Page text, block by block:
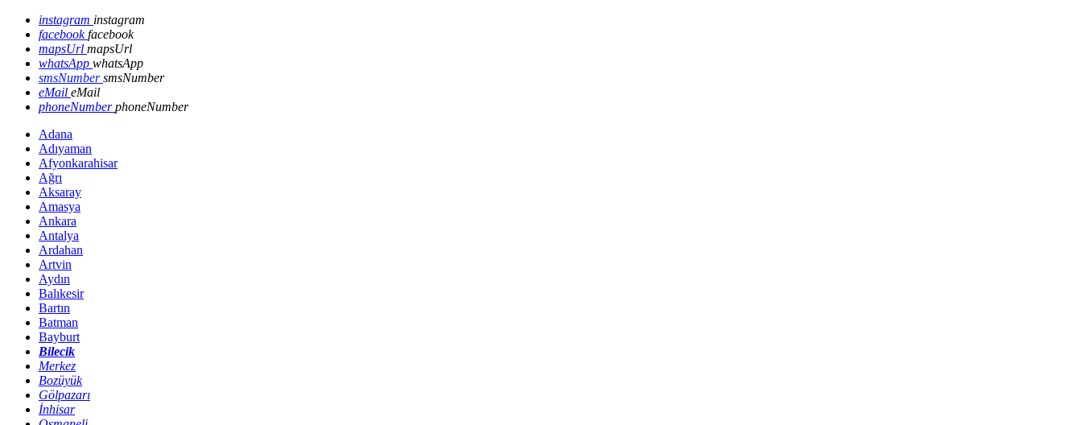
instagram instagram
facebookfacebook
mapsUrl mapsUrl
whatsApp whatsApp
smsNumbersmsNumber
eMail eMail
phoneNumberphoneNumber
Adana
Adıyaman
Afyonkarahisar
Ağrı
Aksaray
Amasya
Ankara
Antalya
Ardahan
Artvin
Aydın
Balıkesir
Bartın
Batman
Bayburt
Bilecik
Merkez
Bozüyük
Gölpazarı
İnhisar